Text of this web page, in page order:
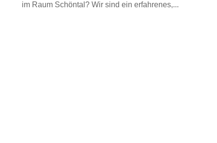
im Raum Schöntal? Wir sind ein erfahrenes,...